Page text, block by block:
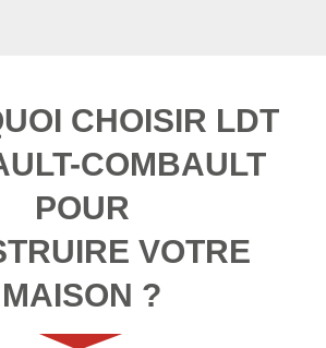
CHOISIR LDT
COMBAULT
POUR
VOTRE
MAISON ?